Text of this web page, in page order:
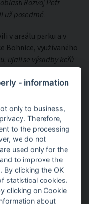
Rozvoj Petr
už posedmé.
v areálu parku a v
Bohnice, využívaného
ujali se výsadby keřů
značný objem
nezbytné práce
Honzátková
všem za aktivní
ruku k dílu
centrum při
postižené –
Chodov,
tvořivosti,
Centrum
všechny.
- information
only to business,
Therefore,
to the processing
we do not
used only for the
to improve the
By clicking the OK
statistical cookies.
clicking on Cookie
about